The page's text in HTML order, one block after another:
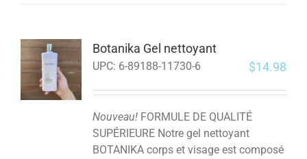
Botanika Gel nettoyant
UPC: 6-89188-11730-6 $14.98
Nouveau!FORMULE DE QUALITÉ
SUPÉRIEURE Notre gel nettoyant
BOTANIKA corps et visage est composé